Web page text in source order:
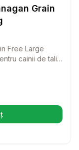
Hrana Uscata Caini
Grain
Free Large
cainii de talie
hrana
într-o filă nouă)